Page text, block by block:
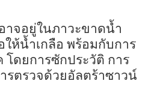
าจอยู่ในภาวะขาดน้ำ
ให้น้ำเกลือ พร้อมกับการ
ดยการซักประวัติ การ
รตรวจด้วยอัลตร้าซาวน์